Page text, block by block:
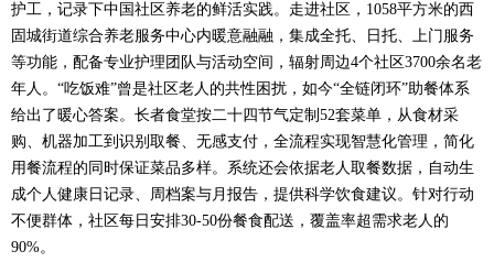
护工，记录下中国社区养老的鲜活实践。走进社区，1058平方米的西
固城街道综合养老服务中心内暖意融融，集成全托、日托、上门服务
等功能，配备专业护理团队与活动空间，辐射周边4个社区3700余名老
年人。“吃饭难”曾是社区老人的共性困扰，如今“全链闭环”助餐体系
给出了暖心答案。长者食堂按二十四节气定制52套菜单，从食材采
购、机器加工到识别取餐、无感支付，全流程实现智慧化管理，简化
用餐流程的同时保证菜品多样。系统还会依据老人取餐数据，自动生
成个人健康日记录、周档案与月报告，提供科学饮食建议。针对行动
不便群体，社区每日安排30-50份餐食配送，覆盖率超需求老人的
90%。